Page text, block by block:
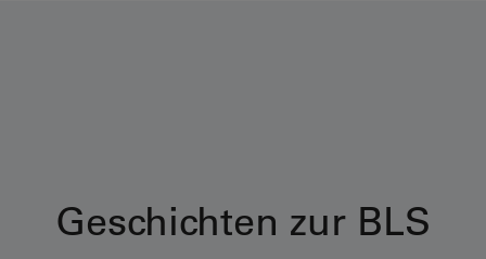
Geschichten zur BLS